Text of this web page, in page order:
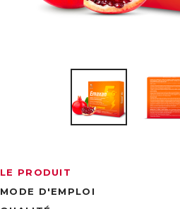
LE PRODUIT
MODE D'EMPLOI